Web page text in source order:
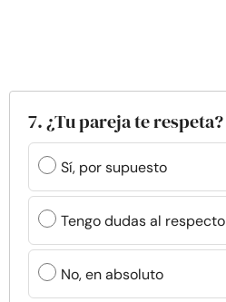
7. ¿Tu pareja te respeta?
Sí, por supuesto
Tengo dudas al respecto
No, en absoluto